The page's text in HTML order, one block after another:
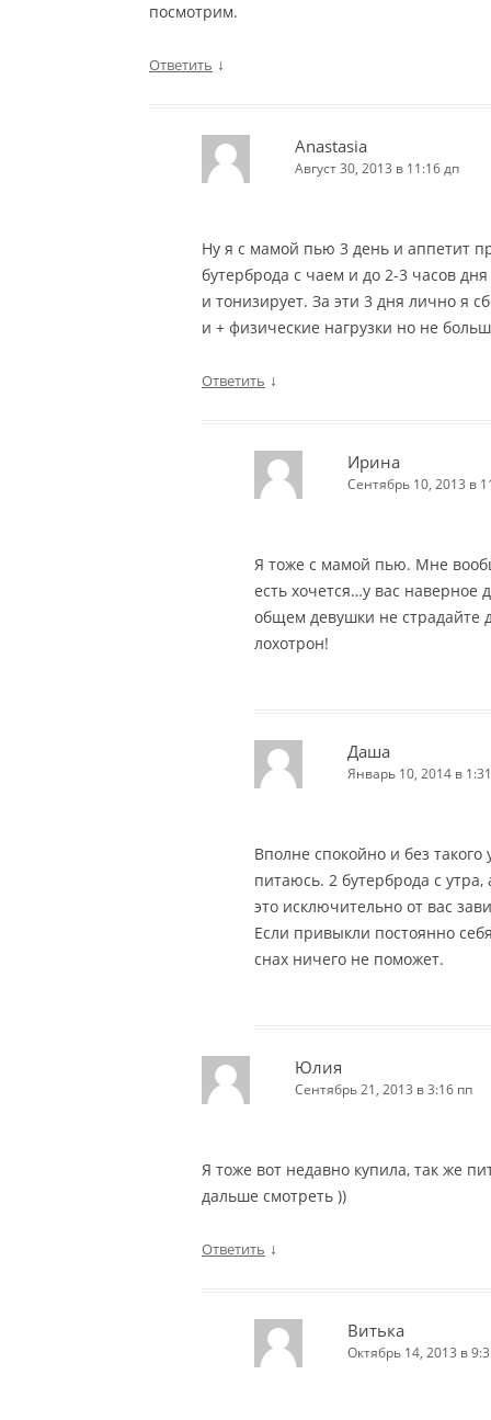
посмотрим.
Ответить ↓
Anastasia
Август 30, 2013 в 11:16 дп
Ну я с мамой пью 3 день и аппетит
бутерброда с чаем и до 2-3 часов
и тонизирует. За эти 3 дня лично я
и + физические нагрузки но не
Ответить ↓
Ирина
Сентябрь 10, 2013 в
Я тоже с мамой пью. Мне
есть хочется…у вас наверное
общем девушки не страдайте
лохотрон!
Даша
Январь 10, 2014 в
Вполне спокойно и без
питаюсь. 2 бутерброда с
это исключительно от вас
Если привыкли постоянно
снах ничего не поможет.
Юлия
Сентябрь 21, 2013 в 3:16 пп
Я тоже вот недавно купила, так же
дальше смотреть ))
Ответить ↓
Витька
Октябрь 14, 2013 в